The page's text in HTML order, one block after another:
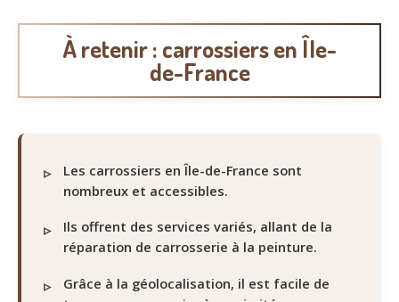
À retenir : carrossiers en Île-
de-France
Les carrossiers en Île-de-France sont
nombreux et accessibles.
Ils offrent des services variés, allant de la
réparation de carrosserie à la peinture.
Grâce à la géolocalisation, il est facile de